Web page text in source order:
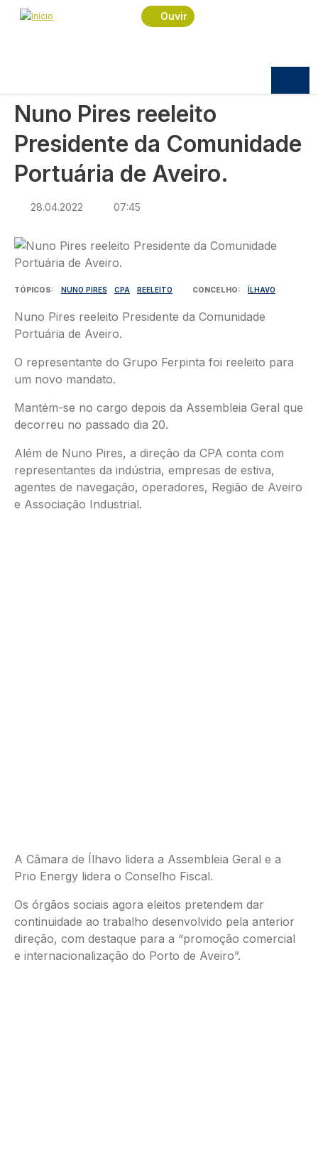
Passar para o conteúdo principal
Ouvir
Navegação estrutural
Início
Economia
Nuno Pires reeleito Presidente da Comunidade
Nuno Pires reeleito
Presidente da Comunidade
Portuária de Aveiro.
28.04.2022 07:45
Imagem
TÓPICOS NUNO PIRES CPA REELEITO CONCELHO ÍLHAVO
Nuno Pires reeleito Presidente da Comunidade
Portuária de Aveiro.
O representante do Grupo Ferpinta foi reeleito para
um novo mandato.
Mantém-se no cargo depois da Assembleia Geral que
decorreu no passado dia 20.
Além de Nuno Pires, a direção da CPA conta com
representantes da indústria, empresas de estiva,
agentes de navegação, operadores, Região de Aveiro
e Associação Industrial.
A Câmara de Ílhavo lidera a Assembleia Geral e a
Prio Energy lidera o Conselho Fiscal.
Os órgãos sociais agora eleitos pretendem dar
continuidade ao trabalho desenvolvido pela anterior
direção, com destaque para a “promoção comercial
e internacionalização do Porto de Aveiro”.